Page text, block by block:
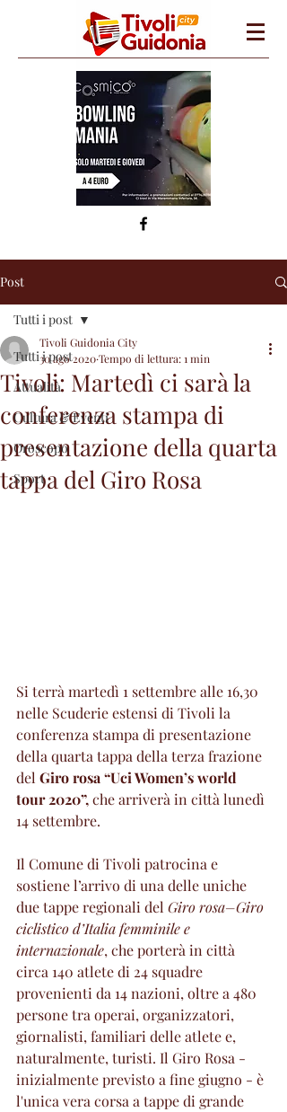
Post
Tutti i post
Attualità
Cultura & Eventi
Oroscopo
Sport
Tutti i post
Tivoli: Martedì ci sarà la
conferenza stampa di
presentazione della quarta
tappa del Giro Rosa
Tivoli Guidonia City
30 ago 2020Tempo di lettura: 1 min
Si terrà martedì 1 settembre alle 16,30
nelle Scuderie estensi di Tivoli la
conferenza stampa di presentazione
della quarta tappa della terza frazione
del Giro rosa “Uci Women’s world
tour 2020”, che arriverà in città lunedì
14 settembre.
Il Comune di Tivoli patrocina e
sostiene l’arrivo di una delle uniche
due tappe regionali del Giro rosa–Giro
ciclistico d’Italia femminile e
internazionale, che porterà in città
circa 140 atlete di 24 squadre
provenienti da 14 nazioni, oltre a 480
persone tra operai, organizzatori,
giornalisti, familiari delle atlete e,
naturalmente, turisti. Il Giro Rosa -
inizialmente previsto a fine giugno - è
l'unica vera corsa a tappe di grande